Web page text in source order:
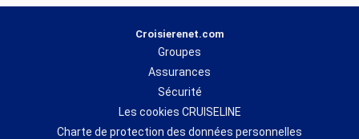
Croisierenet.com
Groupes
Assurances
Sécurité
Les cookies CRUISELINE
Charte de protection des données personnelles